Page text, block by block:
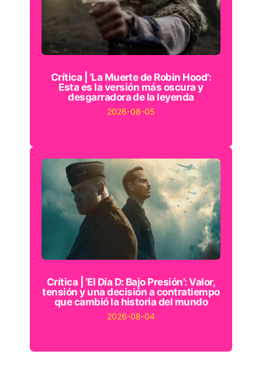
Crítica | ‘La Muerte de Robin Hood’:
Esta es la versión más oscura y
desgarradora de la leyenda
2026-08-05
Crítica | ‘El Día D: Bajo Presión’: Valor,
tensión y una decisión a contratiempo
que cambió la historia del mundo
2026-08-04